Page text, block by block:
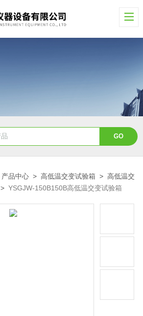
产品中心 >高低温交变试验箱 >高低温交
>YSGJW-150B150B高低温交变试验箱